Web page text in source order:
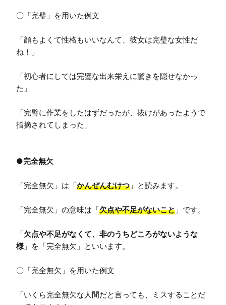
〇「完璧」を用いた例文
「顔もよくて性格もいいなんて、彼女は完璧な女性だ
ね！」
「初心者にしては完璧な出来栄えに驚きを隠せなかっ
た」
「完璧に作業をしたはずだったが、抜けがあったようで
指摘されてしまった」
●完全無欠
「完全無欠」は「かんぜんむけつ 」と読みます。
「完全無欠」の意味は「欠点や不足がないこと 」です。
「欠点や不足がなくて、非のうちどころがないような
様」を「完全無欠」といいます。
〇「完全無欠」を用いた例文
「いくら完全無欠な人間だと言っても、ミスすることだ